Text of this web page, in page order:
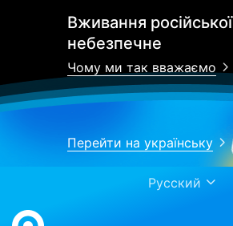
Вживання російської
небезпечне
Чому ми так вважаємо
Перейти на українську
Русский
Work.ua